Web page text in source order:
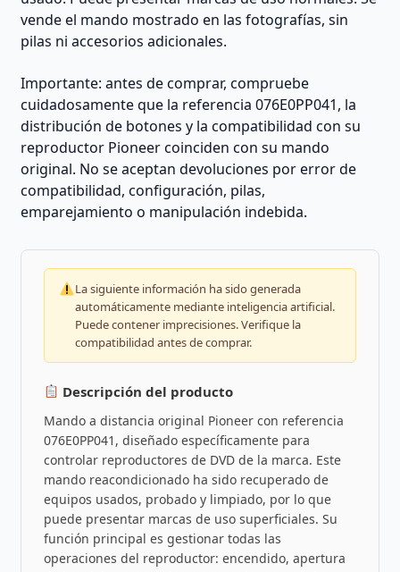
vende el mando mostrado en las fotografías, sin
pilas ni accesorios adicionales.
Importante: antes de comprar, compruebe
cuidadosamente que la referencia 076E0PP041, la
distribución de botones y la compatibilidad con su
reproductor Pioneer coinciden con su mando
original. No se aceptan devoluciones por error de
compatibilidad, configuración, pilas,
emparejamiento o manipulación indebida.
La siguiente información ha sido generada
automáticamente mediante inteligencia artificial.
Puede contener imprecisiones. Verifique la
compatibilidad antes de comprar.
Descripción del producto
Mando a distancia original Pioneer con referencia
076E0PP041, diseñado específicamente para
controlar reproductores de DVD de la marca. Este
mando reacondicionado ha sido recuperado de
equipos usados, probado y limpiado, por lo que
puede presentar marcas de uso superficiales. Su
función principal es gestionar todas las
operaciones del reproductor: encendido, apertura